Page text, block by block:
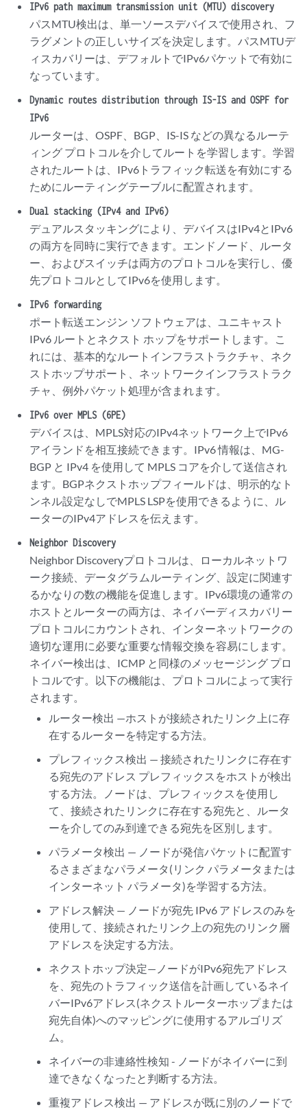
IPv6 path maximum transmission unit (MTU) discovery
パスMTU検出は、単一ソースデバイスで使用され、フ
ラグメントの正しいサイズを決定します。パスMTUデ
ィスカバリーは、デフォルトでIPv6パケットで有効に
なっています。
Dynamic routes distribution through IS-IS and OSPF for
IPv6
ルーターは、OSPF、BGP、IS-IS などの異なるルーテ
ィング プロトコルを介してルートを学習します。学習
されたルートは、IPv6トラフィック転送を有効にする
ためにルーティングテーブルに配置されます。
Dual stacking (IPv4 and IPv6)
デュアルスタッキングにより、デバイスはIPv4とIPv6
の両方を同時に実行できます。エンドノード、ルータ
ー、およびスイッチは両方のプロトコルを実行し、優
先プロトコルとしてIPv6を使用します。
IPv6 forwarding
ポート転送エンジン ソフトウェアは、ユニキャスト
IPv6 ルートとネクスト ホップをサポートします。こ
れには、基本的なルートインフラストラクチャ、ネク
ストホップサポート、ネットワークインフラストラク
チャ、例外パケット処理が含まれます。
IPv6 over MPLS (6PE)
デバイスは、MPLS対応のIPv4ネットワーク上でIPv6
アイランドを相互接続できます。IPv6 情報は、MG-
BGP と IPv4 を使用して MPLS コアを介して送信され
ます。BGPネクストホップフィールドは、明示的なト
ンネル設定なしでMPLS LSPを使用できるように、ル
ーターのIPv4アドレスを伝えます。
Neighbor Discovery
Neighbor Discoveryプロトコルは、ローカルネットワ
ーク接続、データグラムルーティング、設定に関連す
るかなりの数の機能を促進します。IPv6環境の通常の
ホストとルーターの両方は、ネイバーディスカバリー
プロトコルにカウントされ、インターネットワークの
適切な運用に必要な重要な情報交換を容易にします。
ネイバー検出は、ICMP と同様のメッセージング プロ
トコルです。以下の機能は、プロトコルによって実行
されます。
ルーター検出 —ホストが接続されたリンク上に存
在するルーターを特定する方法。
プレフィックス検出 — 接続されたリンクに存在す
る宛先のアドレス プレフィックスをホストが検出
する方法。ノードは、プレフィックスを使用し
て、接続されたリンクに存在する宛先と、ルータ
ーを介してのみ到達できる宛先を区別します。
パラメータ検出 — ノードが発信パケットに配置す
るさまざまなパラメータ(リンク パラメータまたは
インターネット パラメータ)を学習する方法。
アドレス解決 — ノードが宛先 IPv6 アドレスのみを
使用して、接続されたリンク上の宛先のリンク層
アドレスを決定する方法。
ネクストホップ決定—ノードがIPv6宛先アドレス
を、宛先のトラフィック送信を計画しているネイ
バーIPv6アドレス(ネクストルーターホップまたは
宛先自体)へのマッピングに使用するアルゴリズ
ム。
ネイバーの非連絡性検知 - ノードがネイバーに到
達できなくなったと判断する方法。
重複アドレス検出 — アドレスが既に別のノードで